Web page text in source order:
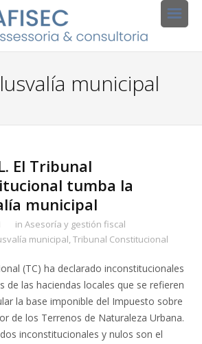
municipal
El Tribunal
tumba la
municipal
in Asesoría y gestión fiscal
municipal,Tribunal Constitucional
(TC) ha declarado inconstitucionales
de las haciendas locales que se refieren
la base imponible del Impuesto sobre
de los Terrenos de Naturaleza Urbana.
inconstitucionales y nulos son el